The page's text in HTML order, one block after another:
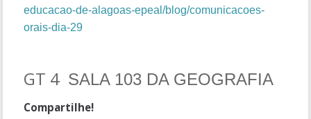
educacao-de-alagoas-epeal/blog/comunicacoes-
orais-dia-29
GT 4 SALA 103 DA GEOGRAFIA
Compartilhe!